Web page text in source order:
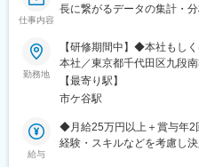
仕事内容
長に繋がるデータの集計・分
勤務地
【研修期間中】◆本社もし
本社／東京都千代田区九段
谷駅」より徒歩5分└各線「
後】◆東京23区を中心とし
歩10分以内の駅チカオフィ
プロジェクトによって異なり
【最寄り駅】
市ケ谷駅
給与
◆月給25万円以上＋賞与年2
経験・スキルなどを考慮し